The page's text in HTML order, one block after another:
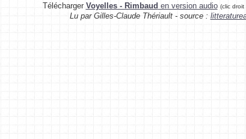
Télécharger Voyelles - Rimbaud en version audio (clic
Lu par Gilles-Claude Thériault - source :